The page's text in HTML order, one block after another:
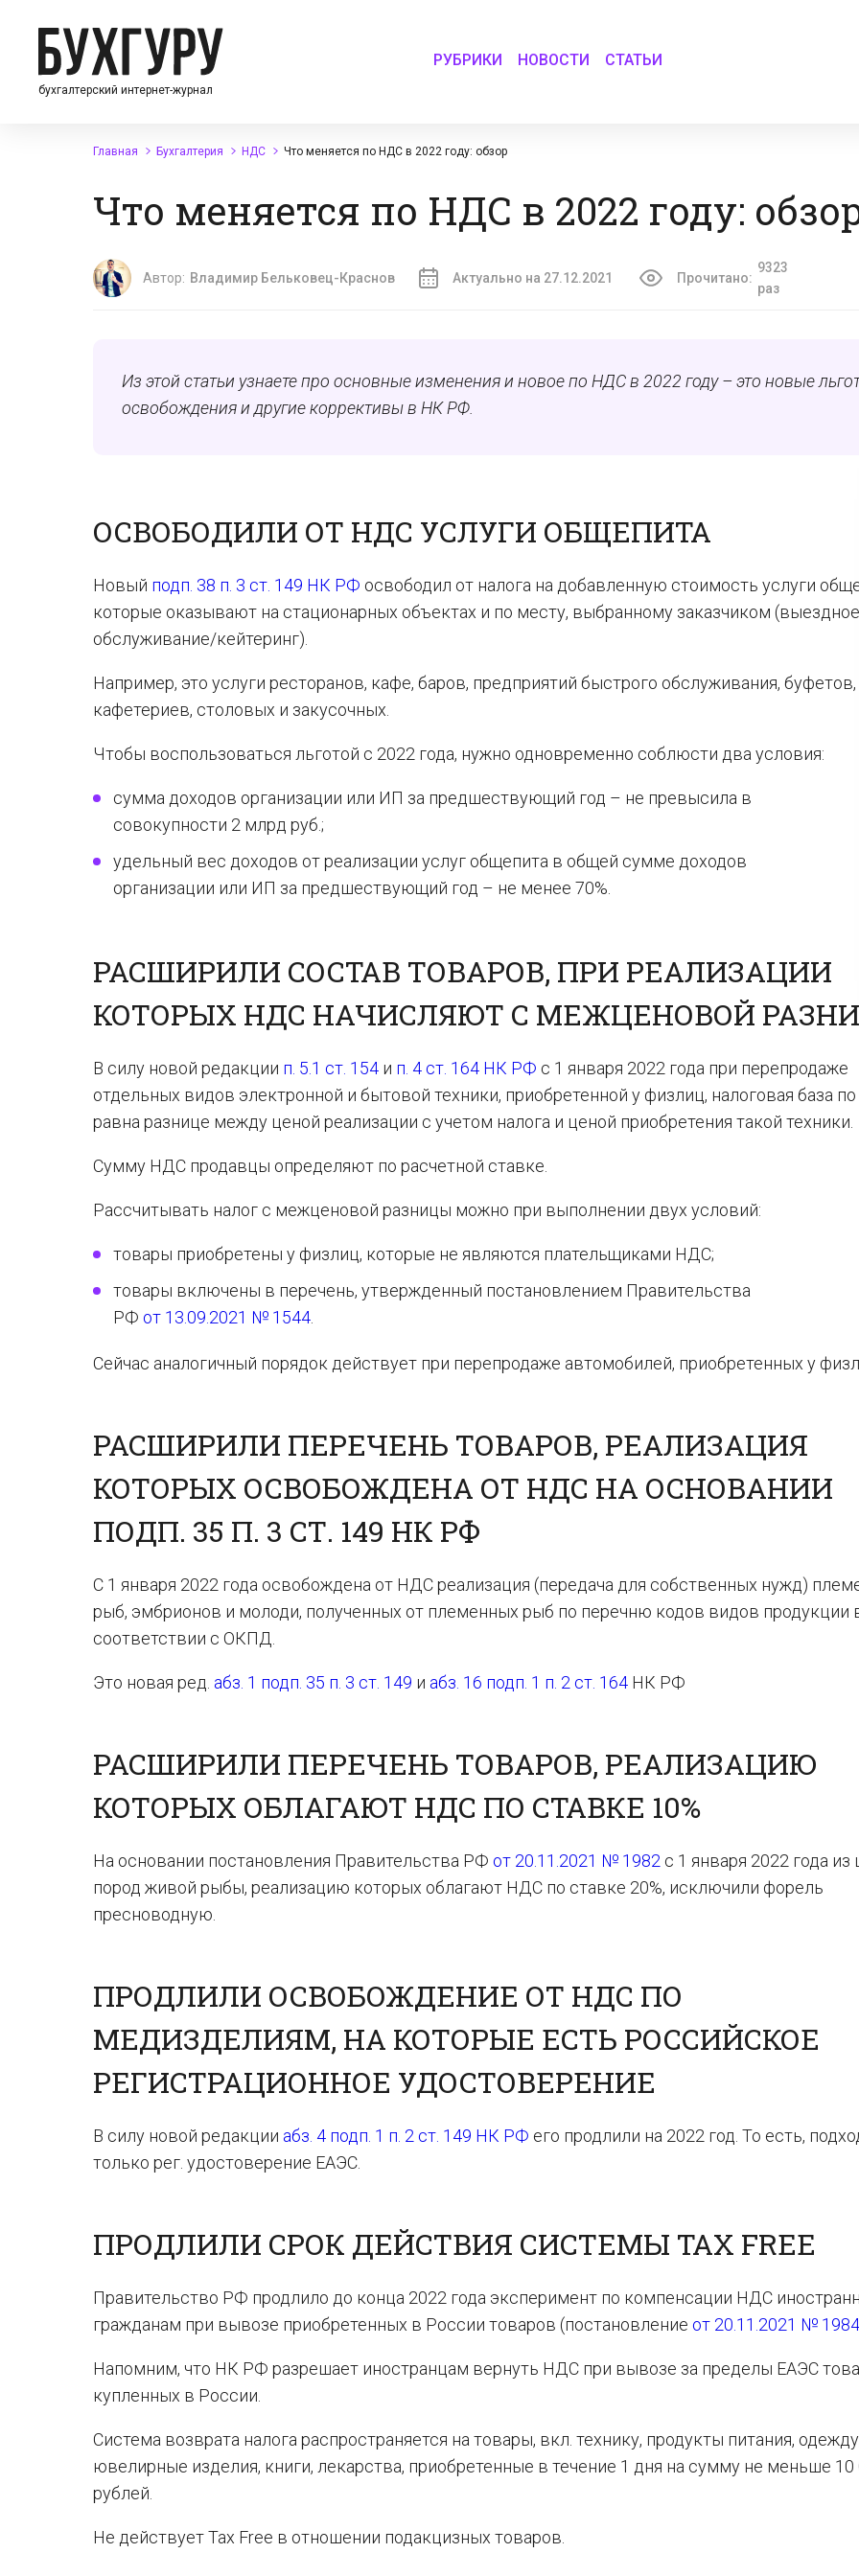
бухгалтерский интернет-журнал
РУБРИКИ НОВОСТИ СТАТЬИ
Главная Бухгалтерия НДС Что меняется по НДС в 2022 году: обзор
Что меняется по НДС в 2022 году:
Автор: Владимир Бельковец-Краснов Актуально на 27.12.2021 Прочитано:
9323
раз
Из этой статьи узнаете про основные изменения и новое по НДС в 2022 году – это новые
освобождения и другие коррективы в НК РФ.
ОСВОБОДИЛИ ОТ НДС УСЛУГИ ОБЩЕПИТА
Новый подп. 38 п. 3 ст. 149 НК РФ освободил от налога на добавленную стоимость услуги
которые оказывают на стационарных объектах и по месту, выбранному заказчиком (выездное
обслуживание/кейтеринг).
Например, это услуги ресторанов, кафе, баров, предприятий быстрого обслуживания, буфетов,
кафетериев, столовых и закусочных.
Чтобы воспользоваться льготой с 2022 года, нужно одновременно соблюсти два условия:
сумма доходов организации или ИП за предшествующий год – не превысила в
совокупности 2 млрд руб.;
удельный вес доходов от реализации услуг общепита в общей сумме доходов
организации или ИП за предшествующий год – не менее 70%.
РАСШИРИЛИ СОСТАВ ТОВАРОВ, ПРИ РЕАЛИЗАЦИИ
КОТОРЫХ НДС НАЧИСЛЯЮТ С МЕЖЦЕНОВОЙ
В силу новой редакции п. 5.1 ст. 154 и п. 4 ст. 164 НК РФ с 1 января 2022 года при перепродаже
отдельных видов электронной и бытовой техники, приобретенной у физлиц, налоговая база
равна разнице между ценой реализации с учетом налога и ценой приобретения такой техники.
Сумму НДС продавцы определяют по расчетной ставке.
Рассчитывать налог с межценовой разницы можно при выполнении двух условий:
товары приобретены у физлиц, которые не являются плательщиками НДС;
товары включены в перечень, утвержденный постановлением Правительства
РФ от 13.09.2021 № 1544
Сейчас аналогичный порядок действует при перепродаже автомобилей, приобретенных у
РАСШИРИЛИ ПЕРЕЧЕНЬ ТОВАРОВ, РЕАЛИЗАЦИЯ
КОТОРЫХ ОСВОБОЖДЕНА ОТ НДС НА ОСНОВАНИИ
ПОДП. 35 П. 3 СТ. 149 НК РФ
С 1 января 2022 года освобождена от НДС реализация (передача для собственных нужд)
рыб, эмбрионов и молоди, полученных от племенных рыб по перечню кодов видов продукции
соответствии с ОКПД.
Это новая ред. абз. 1 подп. 35 п. 3 ст. 149 и абз. 16 подп. 1 п. 2 ст. 164 НК РФ
РАСШИРИЛИ ПЕРЕЧЕНЬ ТОВАРОВ, РЕАЛИЗАЦИЮ
КОТОРЫХ ОБЛАГАЮТ НДС ПО СТАВКЕ 10%
На основании постановления Правительства РФ от 20.11.2021 № 1982 с 1 января 2022 года из
пород живой рыбы, реализацию которых облагают НДС по ставке 20%, исключили форель
пресноводную.
ПРОДЛИЛИ ОСВОБОЖДЕНИЕ ОТ НДС ПО
МЕДИЗДЕЛИЯМ, НА КОТОРЫЕ ЕСТЬ РОССИЙСКОЕ
РЕГИСТРАЦИОННОЕ УДОСТОВЕРЕНИЕ
В силу новой редакции абз. 4 подп. 1 п. 2 ст. 149 НК РФ его продлили на 2022 год. То есть,
только рег. удостоверение ЕАЭС.
ПРОДЛИЛИ СРОК ДЕЙСТВИЯ СИСТЕМЫ TAX FREE
Правительство РФ продлило до конца 2022 года эксперимент по компенсации НДС
гражданам при вывозе приобретенных в России товаров (постановление от 20.11.2021 № 1984
Напомним, что НК РФ разрешает иностранцам вернуть НДС при вывозе за пределы ЕАЭС
купленных в России.
Система возврата налога распространяется на товары, вкл. технику, продукты питания,
ювелирные изделия, книги, лекарства, приобретенные в течение 1 дня на сумму не меньше 10
рублей.
Не действует Tax Free в отношении подакцизных товаров.